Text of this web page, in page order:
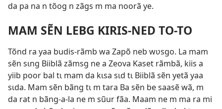
da pa na n tõog n zãgs m ma noorã ye.
MAM SẼN LEBG KIRIS-NED TO-TO
Tõnd ra yaa budis-rãmb wa Zapõ neb wʋsgo. La mam
sẽn sɩng Biiblã zãmsg ne a Zeova Kaset rãmbã, kiis a
yiib poor bal tɩ mam da kɩsa sɩd tɩ Biiblã sẽn yetã yaa
sɩda. Mam sẽn bãng tɩ m tara Ba sẽn be saasẽ wã, m
da rat n bãng-a-la ne m sũur fãa. Maam ne m ma ra mi